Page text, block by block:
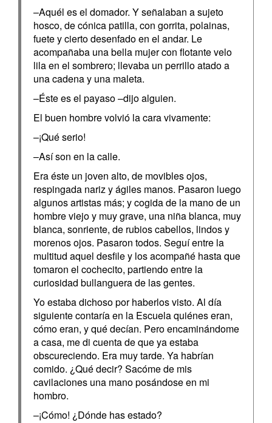
–Aquél es el domador. Y señalaban a sujeto
hosco, de cónica patilla, con gorrita, polainas,
fuete y cierto desenfado en el andar. Le
acompañaba una bella mujer con flotante velo
lila en el sombrero; llevaba un perrillo atado a
una cadena y una maleta.
–Éste es el payaso –dijo alguien.
El buen hombre volvió la cara vivamente:
–¡Qué serio!
–Así son en la calle.
Era éste un joven alto, de movibles ojos,
respingada nariz y ágiles manos. Pasaron luego
algunos artistas más; y cogida de la mano de un
hombre viejo y muy grave, una niña blanca, muy
blanca, sonriente, de rubios cabellos, lindos y
morenos ojos. Pasaron todos. Seguí entre la
multitud aquel desfile y los acompañé hasta que
tomaron el cochecito, partiendo entre la
curiosidad bullanguera de las gentes.
Yo estaba dichoso por haberlos visto. Al día
siguiente contaría en la Escuela quiénes eran,
cómo eran, y qué decían. Pero encaminándome
a casa, me di cuenta de que ya estaba
obscureciendo. Era muy tarde. Ya habrían
comido. ¿Qué decir? Sacóme de mis
cavilaciones una mano posándose en mi
hombro.
–¡Cómo! ¿Dónde has estado?